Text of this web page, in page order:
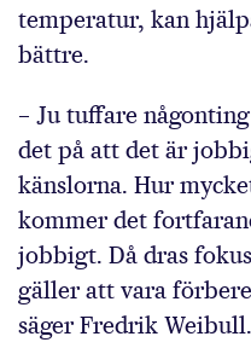
temperatur, kan
bättre.
– Ju tuffare
det på att det är
känslorna. Hur
kommer det
jobbigt. Då dras
gäller att vara
säger Fredrik Weibull.